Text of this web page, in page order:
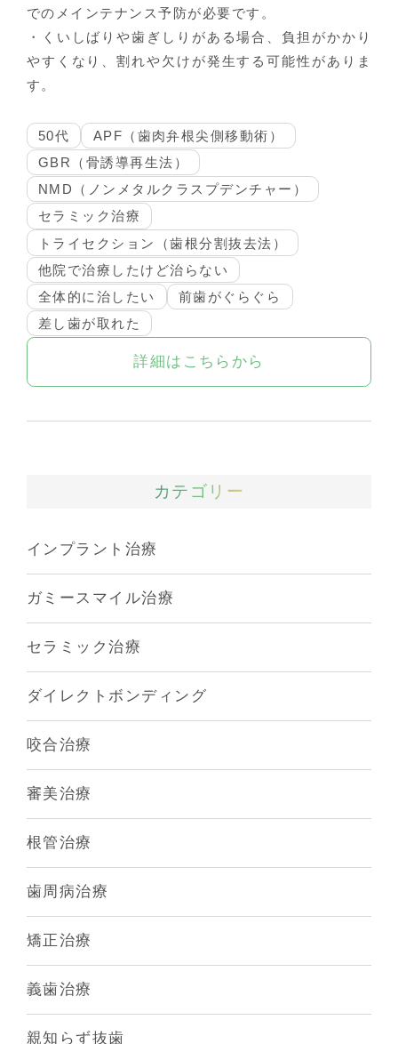
でのメインテナンス予防が必要です。
・くいしばりや歯ぎしりがある場合、負担がかかり
やすくなり、割れや欠けが発生する可能性がありま
す。
50代
APF（歯肉弁根尖側移動術）
GBR（骨誘導再生法）
NMD（ノンメタルクラスプデンチャー）
セラミック治療
トライセクション（歯根分割抜去法）
他院で治療したけど治らない
全体的に治したい
前歯がぐらぐら
差し歯が取れた
詳細はこちらから
カテゴリー
インプラント治療
ガミースマイル治療
セラミック治療
ダイレクトボンディング
咬合治療
審美治療
根管治療
歯周病治療
矯正治療
義歯治療
親知らず抜歯